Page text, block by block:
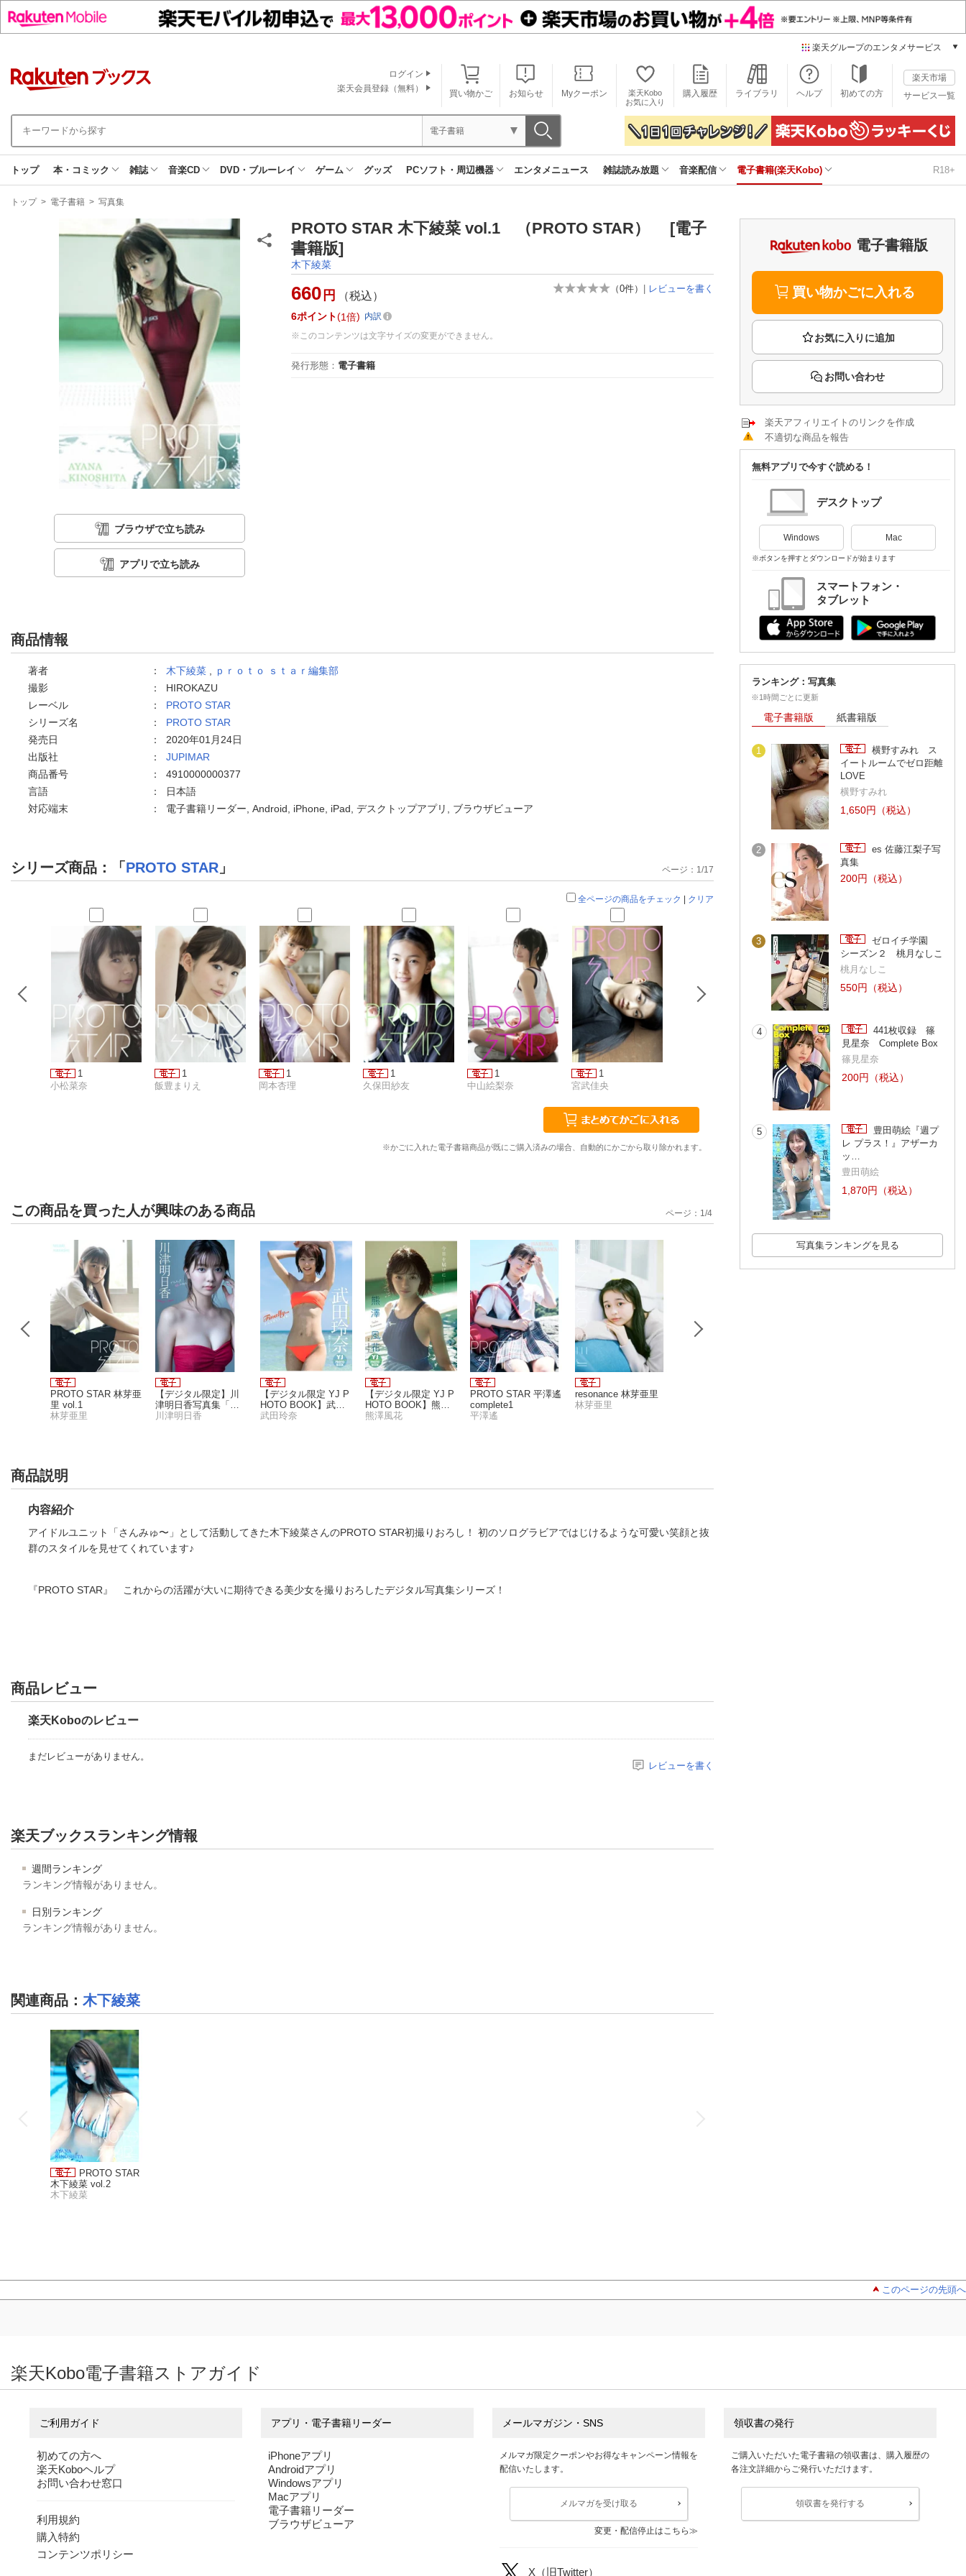
楽天グループのエンタメサービス
本/ゲーム/CD/DVD
楽天ブックス
電子書籍
楽天Kobo
雑誌読み放題
楽天ミュージック
楽天TV
動画配信ガイド
Rakuten PLAY
Rチャンネル
楽天チケット
エンタメニュース
推し楽
買い物かご お知らせ Myクーポン
楽天Kobo
お気に入り
購入履歴 ライブラリ ヘルプ 初めての方
楽天市場
サービス一覧
ログイン
楽天会員登録（無料）
電子書籍
トップ 本・コミック 雑誌 音楽CD DVD・ブルーレイ ゲーム グッズ PCソフト・周辺機器 エンタメニュース 雑誌読み放題 音楽配信 電子書籍(楽天Kobo) R18+
現
トップ > 電子書籍 > 写真集
ブラウザで立ち読み
アプリで立ち読み
PROTO STAR 木下綾菜 vol.1 （PROTO STAR） [電子
書籍版]
木下綾菜
（0件） | レビューを書く
660 円 （税込）
6ポイント 1倍
内訳
※このコンテンツは文字サイズの変更ができません。
発行形態 ： 電子書籍
商品情報
著者 ： 木下綾菜
ｐｒｏｔｏ ｓｔａｒ編集部
撮影
： HIROKAZU
レーベル
： PROTO STAR
シリーズ名
： PROTO STAR
発売日
： 2020年01月24日
出版社
： JUPIMAR
商品番号
： 4910000000377
言語
：
日本語
対応端末
： 電子書籍リーダー, Android, iPhone, iPad, デスクトップアプリ, ブラウザビューア
シリーズ商品：「PROTO STAR 」 ページ：1/17
全ページの商品をチェック | クリア
1
小松菜奈
1
飯豊まりえ
1
岡本杏理
1
久保田紗友
1
中山絵梨奈
1
宮武佳央
1
夏居瑠奈
北山詩織
※かごに入れた電子書籍商品が既にご購入済みの場合、自動的にかごから取り除かれます。
この商品を買った人が興味のある商品
PROTO STAR 林芽亜
里 vol.1
林芽亜里
【デジタル限定】川
津明日香写真集「ど
うしたって好きにな
川津明日香
【デジタル限定 YJ P
HOTO BOOK】武田
玲奈写真集「Finall
武田玲奈
【デジタル限定 YJ P
HOTO BOOK】熊澤
風花写真集「今日を
熊澤風花
PROTO STAR 平澤遙
complete1
平澤遙
resonance 林芽亜里
林芽亜里
ページ： 1 /4
商品説明
内容紹介
アイドルユニット「さんみゅ〜」として活動してきた木下綾菜さんのPROTO STAR初撮りおろし！ 初のソログラビアではじけるような可愛い笑顔と抜
群のスタイルを見せてくれています♪
『PROTO STAR』 これからの活躍が大いに期待できる美少女を撮りおろしたデジタル写真集シリーズ！
商品レビュー
楽天Koboのレビュー
まだレビューがありません。
レビューを書く
楽天ブックスランキング情報
週間ランキング
ランキング情報がありません。
日別ランキング
ランキング情報がありません。
関連商品 ： 木下綾菜
PROTO STAR
木下綾菜 vol.2
木下綾菜
木下綾菜 vol.2
木下綾菜
電子書籍版
買い物かごに入れる
お問い合わせ
楽天アフィリエイトのリンクを作成
不適切な商品を報告
無料アプリで今すぐ読める！
デスクトップ
Windows Mac
※ボタンを押すとダウンロードが始まります
スマートフォン・
タブレット
ランキング：写真集
※1時間ごとに更新
電子書籍版 紙書籍版
1
横野すみれ ス
イートルームでゼロ距離
LOVE
横野すみれ
1,650円（税込）
2
es 佐藤江梨子写
真集
200円（税込）
3
ゼロイチ学園
シーズン２ 桃月なしこ
桃月なしこ
550円（税込）
4
441枚収録 篠
見星奈 Complete Box
篠見星奈
200円（税込）
5
豊田萌絵『週プ
レ プラス！』アザーカ
ッ…
豊田萌絵
1,870円（税込）
写真集ランキングを見る
このページの先頭へ
楽天Kobo電子書籍ストアガイド
ご利用ガイド
初めての方へ
楽天Koboヘルプ
お問い合わせ窓口
利用規約
購入特約
コンテンツポリシー
アプリ・電子書籍リーダー
iPhoneアプリ
Androidアプリ
Windowsアプリ
Macアプリ
電子書籍リーダー
ブラウザビューア
メールマガジン・SNS
メルマガ限定クーポンやお得なキャンペーン情報を
配信いたします。
メルマガを受け取る
変更・配信停止はこちら
X（旧Twitter）
領収書の発行
ご購入いただいた電子書籍の領収書は、購入履歴の
各注文詳細からご発行いただけます。
領収書を発行する